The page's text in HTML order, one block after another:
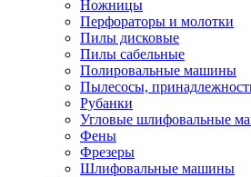
Ножницы
Перфораторы и молотки
Пилы дисковые
Пилы сабельные
Полировальные машины
Пылесосы,
Рубанки
Угловые шлифовальные
Фены
Фрезеры
Шлифовальные машины